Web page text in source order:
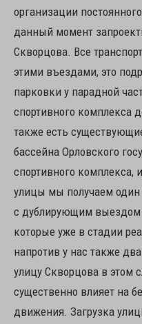
организации
данный момент
Скворцова. Все
этими въездами, это
парковки у парадной
спортивного комплекса
также есть
бассейна Орловского
спортивного комплекса,
улицы мы получаем
с дублирующим выездом
которые уже в стадии
напротив у нас также
улицу Скворцова в этом
существенно влияет на
движения. Загрузка